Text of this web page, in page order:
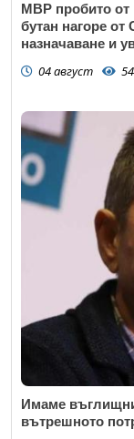
МВР пробито
бутан нагоре
назначаване и
04 август 54
Имаме
вътрешното